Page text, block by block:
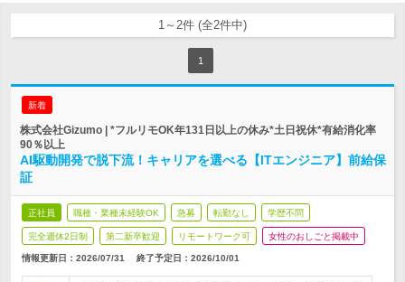
1～2件 (全2件中)
1
新着
株式会社Gizumo | *フルリモOK年131日以上の休み*土日祝休*有給消化率
90％以上
AI駆動開発で脱下流！キャリアを選べる【ITエンジニア】前給保
証
正社員 職種・業種未経験OK 急募 転勤なし 学歴不問
完全週休2日制 第二新卒歓迎 リモートワーク可 女性のおしごと掲載中
情報更新日：2026/07/31 終了予定日： 2026/10/01